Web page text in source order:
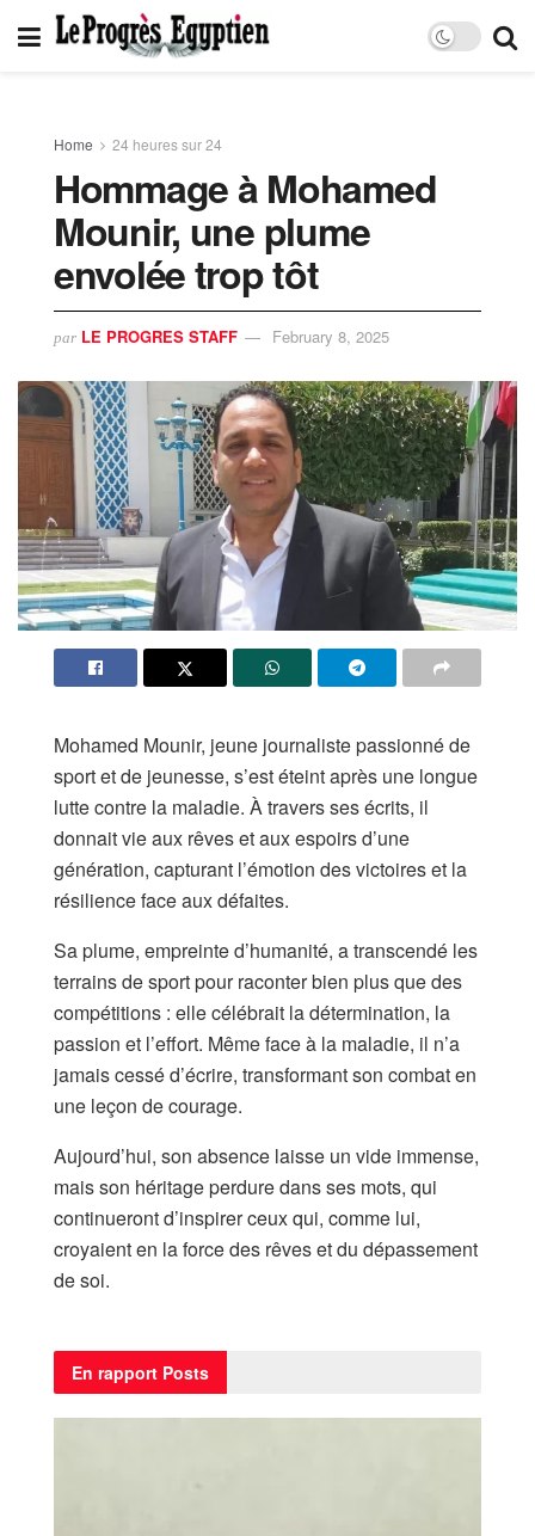
Home 24 heures sur 24
Hommage à Mohamed
Mounir, une plume
envolée trop tôt
par LE PROGRES STAFF February 8, 2025
Mohamed Mounir, jeune journaliste passionné de
sport et de jeunesse, s’est éteint après une longue
lutte contre la maladie. À travers ses écrits, il
donnait vie aux rêves et aux espoirs d’une
génération, capturant l’émotion des victoires et la
résilience face aux défaites.
Sa plume, empreinte d’humanité, a transcendé les
terrains de sport pour raconter bien plus que des
compétitions : elle célébrait la détermination, la
passion et l’effort. Même face à la maladie, il n’a
jamais cessé d’écrire, transformant son combat en
une leçon de courage.
Aujourd’hui, son absence laisse un vide immense,
mais son héritage perdure dans ses mots, qui
continueront d’inspirer ceux qui, comme lui,
croyaient en la force des rêves et du dépassement
de soi.
En rapport Posts